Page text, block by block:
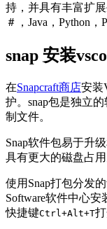
持，并具有丰富扩
＃，Java，Python，
snap 安装
在Snapcraft商店安装
护。snap包是独立
制文件。
Snap软件包易于升
具有更大的磁盘占
使用Snap打包分发
Software软件中心安
快捷键Ctrl+Alt+T